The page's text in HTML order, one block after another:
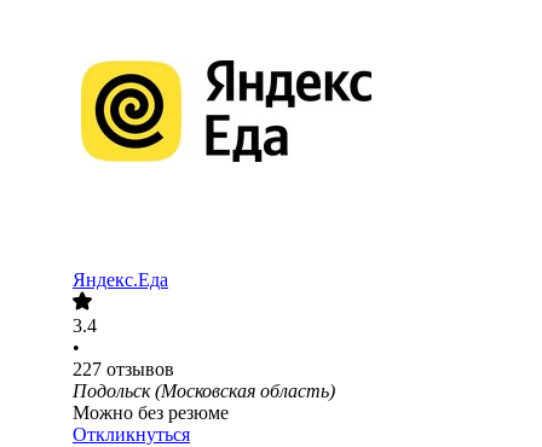
Яндекс.Еда
3.4
•
227 отзывов
Подольск (Московская область)
Можно без резюме
Откликнуться